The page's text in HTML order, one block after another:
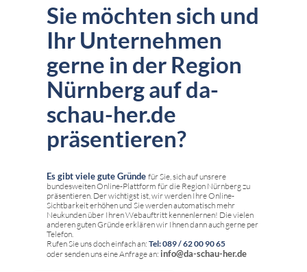
Sie möchten sich und
Ihr Unternehmen
gerne in der Region
Nürnberg auf da-
schau-her.de
präsentieren?
Es gibt viele gute Gründe für Sie, sich auf unsrere
bundesweiten Online-Plattform für die Region Nürnberg zu
präsentieren. Der wichtigst ist, wir werden Ihre Online-
Sichtbarkeit erhöhen und Sie werden automatisch mehr
Neukunden über Ihren Webauftritt kennenlernen! Die vielen
anderen guten Gründe erklären wir Ihnen dann auch gerne per
Telefon.
Rufen Sie uns doch einfach an: Tel: 089 / 62 00 90 65
oder senden uns eine Anfrage an: info@da-schau-her.de